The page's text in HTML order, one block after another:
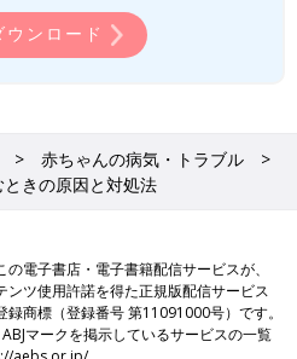
ウンロード
赤ちゃんの病気・トラブル
きの原因と対処法
の電子書店・電子書籍配信サービスが、
ンツ使用許諾を得た正規版配信サービス
録商標（登録番号 第11091000号）です。
マークを掲示しているサービスの一覧